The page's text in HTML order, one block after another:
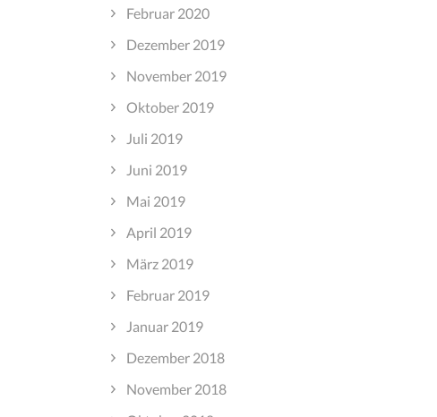
Februar 2020
Dezember 2019
November 2019
Oktober 2019
Juli 2019
Juni 2019
Mai 2019
April 2019
März 2019
Februar 2019
Januar 2019
Dezember 2018
November 2018